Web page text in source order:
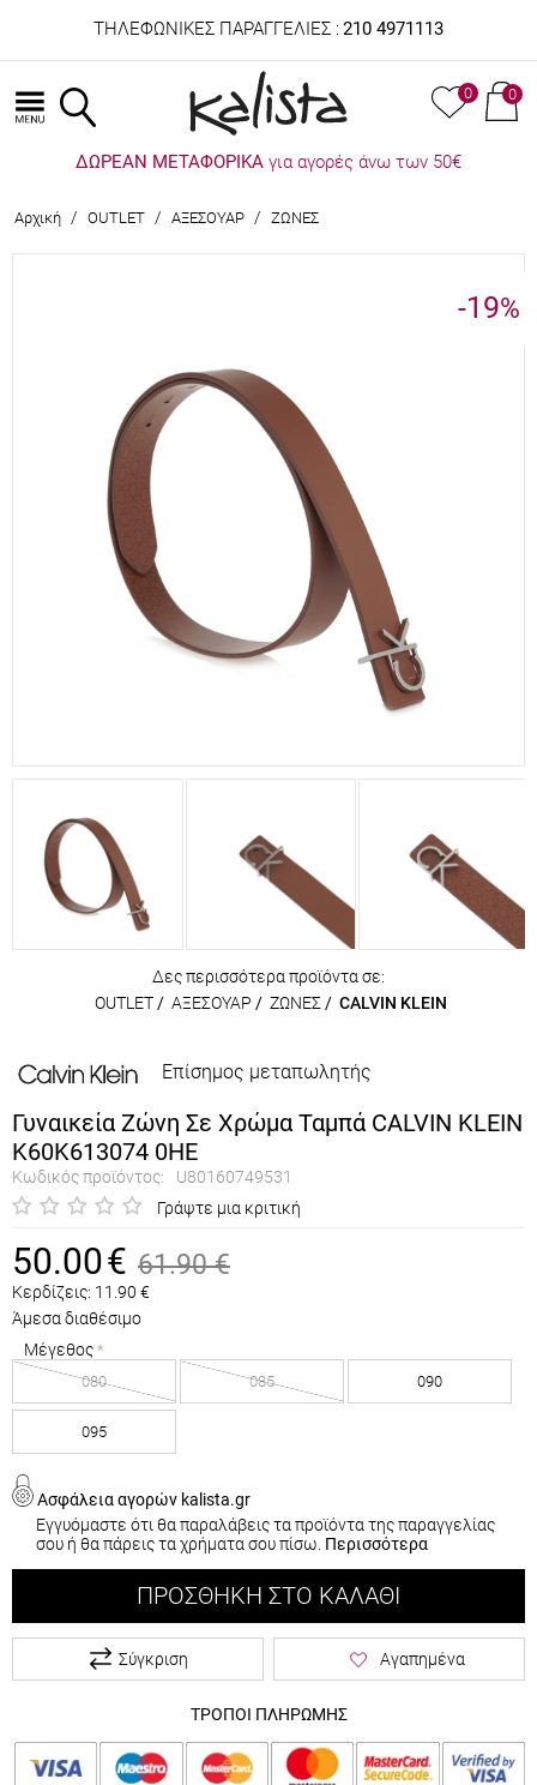
ΤΗΛΕΦΩΝΙΚΕΣ ΠΑΡΑΓΓΕΛΙΕΣ : 210 4971113
0 0
ΔΩΡΕΑΝ ΜΕΤΑΦΟΡΙΚΑ για αγορές άνω των 50€
Αρχική / OUTLET / ΑΞΕΣΟΥΑΡ / ΖΩΝΕΣ
-19%
Δες περισσότερα προϊόντα σε:
OUTLET/ ΑΞΕΣΟΥΑΡ / ΖΩΝΕΣ / CALVIN KLEIN
Επίσημος μεταπωλητής
Γυναικεία Ζώνη Σε Χρώμα Ταμπά CALVIN KLEIN
K60K613074 0HE
Κωδικός προϊόντος:
U80160749531
Γράψτε μια κριτική
50.00€ 61.90 €
Κερδίζεις: 11.90 €
Άμεσα διαθέσιμο
Μέγεθος
080 085 090
095
Ασφάλεια αγορών kalista.gr
Εγγυόμαστε ότι θα παραλάβεις τα προϊόντα της παραγγελίας
σου ή θα πάρεις τα χρήματα σου πίσω. Περισσότερα
ΠΡΟΣΘΉΚΗ ΣΤΟ ΚΑΛΆΘΙ
Σύγκριση Αγαπημένα
ΤΡΟΠΟΙ ΠΛΗΡΩΜΗΣ